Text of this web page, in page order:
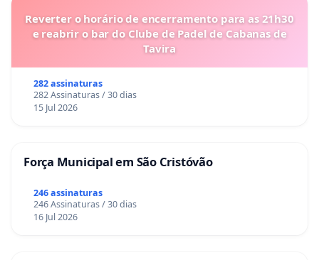
Reverter o horário de encerramento para as 21h30
e reabrir o bar do Clube de Padel de Cabanas de
Tavira
282 assinaturas
282 Assinaturas / 30 dias
15 Jul 2026
Força Municipal em São Cristóvão
246 assinaturas
246 Assinaturas / 30 dias
16 Jul 2026